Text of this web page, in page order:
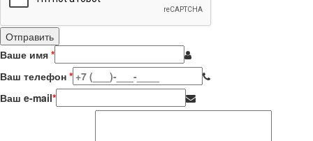
Ваше имя *
Ваш телефон *
Ваш e-mail*